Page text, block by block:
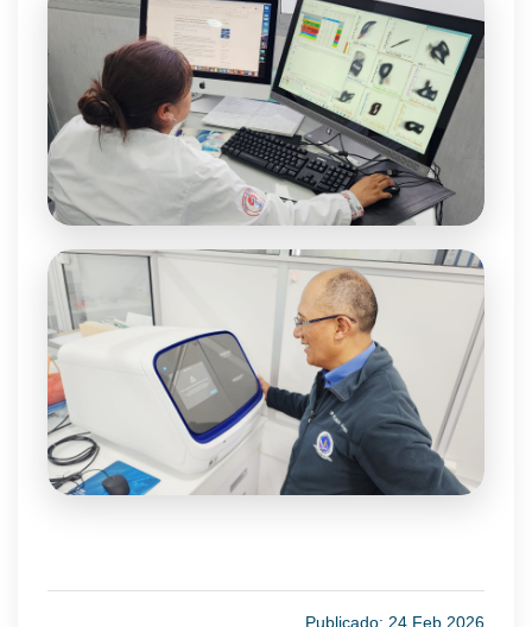
Publicado: 24 Feb 2026